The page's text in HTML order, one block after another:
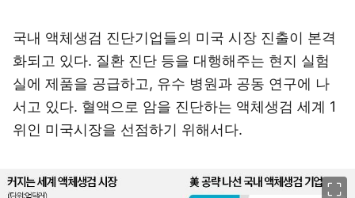
국내 액체생검 진단기업들의 미국 시장 진출이 본격
화되고 있다. 질환 진단 등을 대행해주는 현지 실험
실에 제품을 공급하고, 유수 병원과 공동 연구에 나
서고 있다. 혈액으로 암을 진단하는 액체생검 세계 1
위인 미국시장을 선점하기 위해서다.